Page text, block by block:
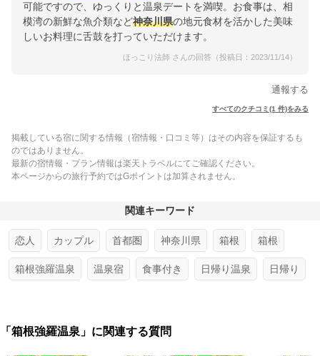
可能ですので、ゆっくりと温泉デートを満喫。お食事は、相
模湾の新鮮な魚介類など神奈川県の地元食材を活かした美味
しいお料理に舌鼓を打っていただけます。
ほっこり法師 さんの回答（投稿日：2023/11/14）
通報する
すべてのクチコミ(1 件)をみる
掲載している宿に関する情報（宿情報・口コミ等）はその内容を保証するも
のではありません。
最新の宿情報・プラン情報は楽天トラベルにてご確認ください。
本ページからの旅行予約ではGポイントは加算されません。
関連キーワード
恋人 カップル 首都圏 神奈川県 箱根 箱根
箱根強羅温泉 温泉宿 食事付き 日帰り温泉 日帰り
「箱根強羅温泉」に関連する質問